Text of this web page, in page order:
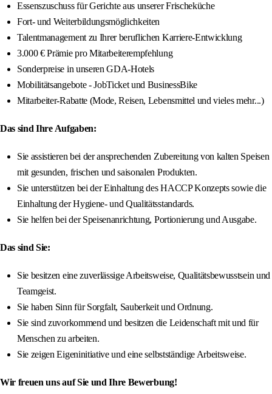
Essenszuschuss für Gerichte aus unserer Frischeküche
Fort- und Weiterbildungsmöglichkeiten
Talentmanagement zu Ihrer beruflichen Karriere-Entwicklung
3.000 € Prämie pro Mitarbeiterempfehlung
Sonderpreise in unseren GDA-Hotels
Mobilitätsangebote - JobTicket und BusinessBike
Mitarbeiter-Rabatte (Mode, Reisen, Lebensmittel und vieles mehr...)
Das sind Ihre Aufgaben:
Sie assistieren bei der ansprechenden Zubereitung von kalten Speisen
mit gesunden, frischen und saisonalen Produkten.
Sie unterstützen bei der Einhaltung des HACCP Konzepts sowie die
Einhaltung der Hygiene- und Qualitätsstandards.
Sie helfen bei der Speisenanrichtung, Portionierung und Ausgabe.
Das sind Sie:
Sie besitzen eine zuverlässige Arbeitsweise, Qualitätsbewusstsein und
Teamgeist.
Sie haben Sinn für Sorgfalt, Sauberkeit und Ordnung.
Sie sind zuvorkommend und besitzen die Leidenschaft mit und für
Menschen zu arbeiten.
Sie zeigen Eigeninitiative und eine selbstständige Arbeitsweise.
Wir freuen uns auf Sie und Ihre Bewerbung!